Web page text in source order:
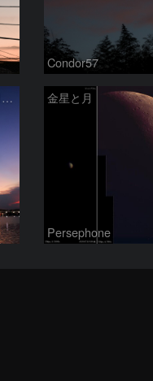
Condor57
夏の夕暮れ 沈む金星と月 2026/7/20 金星と月
Persephone